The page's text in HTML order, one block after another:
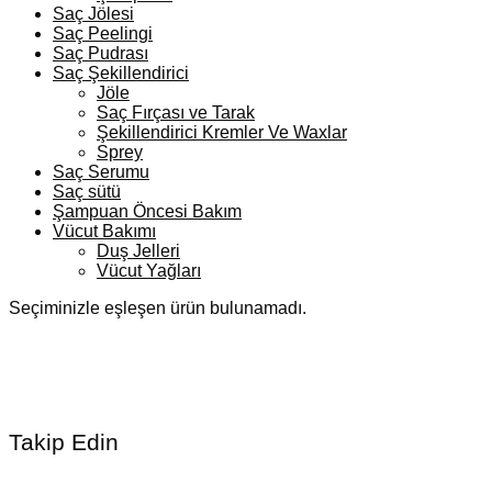
Saç Jölesi
Saç Peelingi
Saç Pudrası
Saç Şekillendirici
Jöle
Saç Fırçası ve Tarak
Şekillendirici Kremler Ve Waxlar
Sprey
Saç Serumu
Saç sütü
Şampuan Öncesi Bakım
Vücut Bakımı
Duş Jelleri
Vücut Yağları
Seçiminizle eşleşen ürün bulunamadı.
Takip Edin